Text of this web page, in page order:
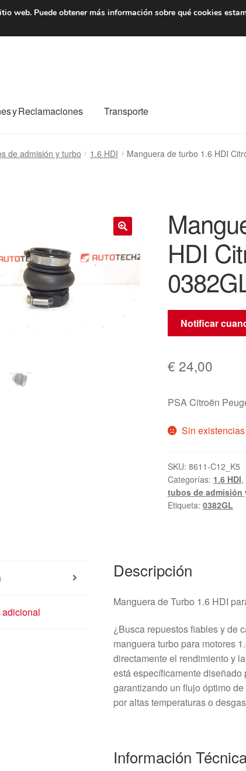
De lunes a viernes
y Reclamaciones Transporte
entero Mi cuenta Pagos Política de privacidad
de admisión y turbo 1.6 HDI Manguera de turbo 1.6 HDI
HDI
Notificar
€ 24,00
PSA Citroën
Sin existencias
SKU: 8611-C12_K5
Categorías: 1.6 HDI,
tubos de admisión
Etiqueta: 0382GL
adicional
Descripción
Manguera de Turbo 1.6 HDI
¿Busca repuestos fiables y de
manguera turbo para motores
directamente el rendimiento y
está específicamente diseñado
garantizando un flujo óptimo
por altas temperaturas o
Información
web. Puede obtener más información sobre qué cookies